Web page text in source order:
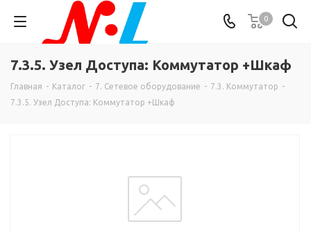
0
7.3.5. Узел Доступа: Коммутатор +Шкаф
Главная - Каталог - 7. Сетевое оборудование - 7.3. Коммутатор -
7.3.5. Узел Доступа: Коммутатор +Шкаф